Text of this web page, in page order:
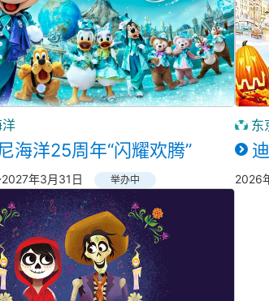
海洋25周年“闪耀欢腾”
年3月31日 举办中
东
2026